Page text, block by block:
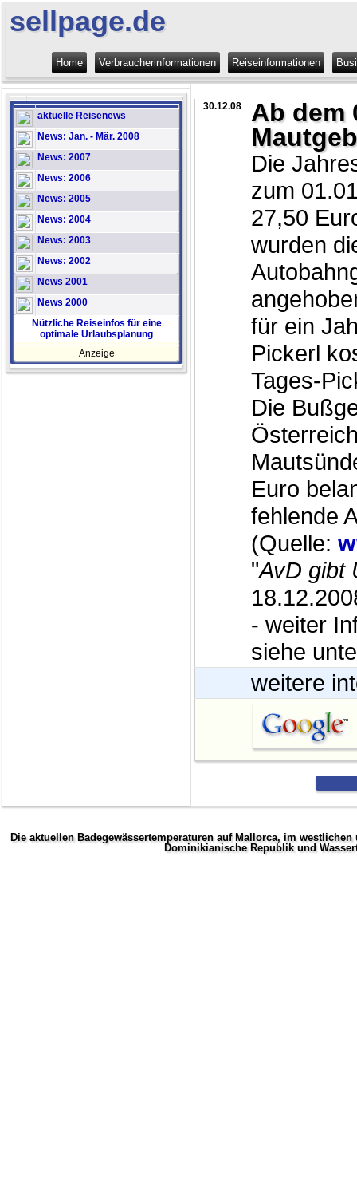
30.12.08
Ab dem
Die
zum
27,50
wurden
für ein
Pickerl
Tages-
Die
Euro
fehlende
(Quelle:
"AvD gibt
- weiter
siehe
weitere
aktuelle Reisenews
News: Jan. - Mär. 2008
News: 2007
News: 2006
News: 2005
News: 2004
News: 2003
News: 2002
News 2001
News 2000
Nützliche Reiseinfos für eine
optimale Urlaubsplanung
Anzeige
Die aktuellen Badegewässertemperaturen auf Mallorca, im
Dominikianische Republik und
sellpage.de
Home Verbraucherinformationen Reiseinformationen